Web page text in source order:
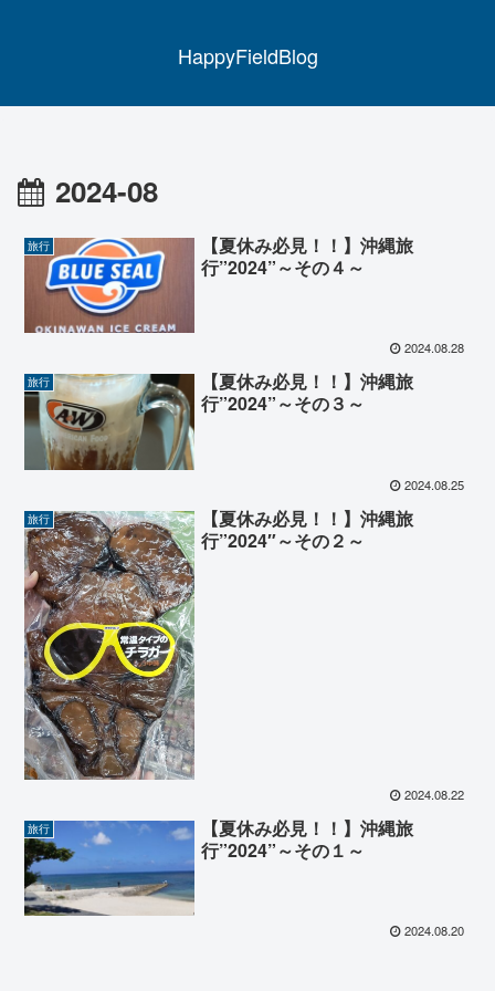
HappyFieldBlog
2024-08
旅行
【夏休み必見！！】沖縄旅
行”2024”～その４～
2024.08.28
旅行
【夏休み必見！！】沖縄旅
行”2024”～その３～
2024.08.25
旅行
【夏休み必見！！】沖縄旅
行”2024″～その２～
2024.08.22
旅行
【夏休み必見！！】沖縄旅
行”2024”～その１～
2024.08.20